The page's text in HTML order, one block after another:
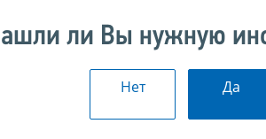
ли Вы нужную
Нет Да